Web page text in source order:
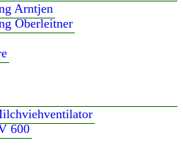
Arntjen
Oberleitner
600